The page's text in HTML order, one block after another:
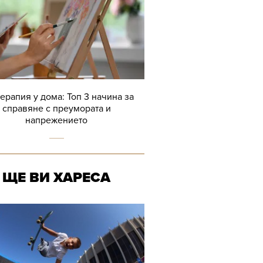
у дома: Топ 3 начина за
справяне с преумората и
напрежението
ЩЕ ВИ ХАРЕСА